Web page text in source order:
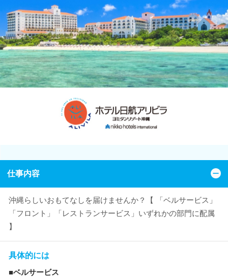
仕事内容
沖縄らしいおもてなしを届けませんか？【 「ベルサービス」
「フロント」「レストランサービス」いずれかの部門に配属
】
具体的には
■ベルサービス